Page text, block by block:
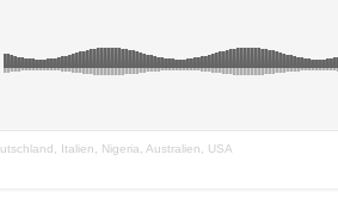
Italien, Nigeria, Australien, USA